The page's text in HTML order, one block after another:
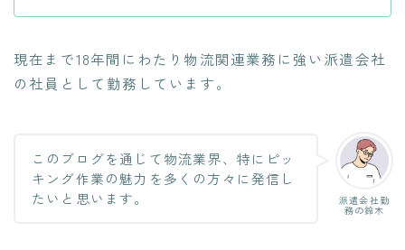
現在まで18年間にわたり物流関連業務に強い派遣会社
の社員として勤務しています。
派遣会社勤
務の鈴木
このブログを通じて物流業界、特にピッ
キング作業の魅力を多くの方々に発信し
たいと思います。